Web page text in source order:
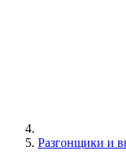
Разгонщики и